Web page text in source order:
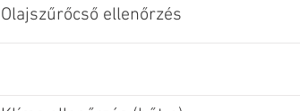
Olajszűrőcső ellenőrzés